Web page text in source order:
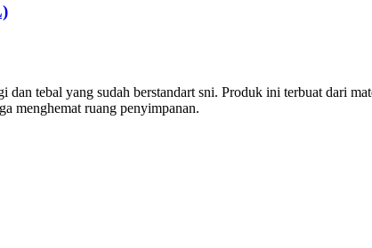
dan tebal yang sudah berstandart sni. Produk ini terbuat dari
menghemat ruang penyimpanan.